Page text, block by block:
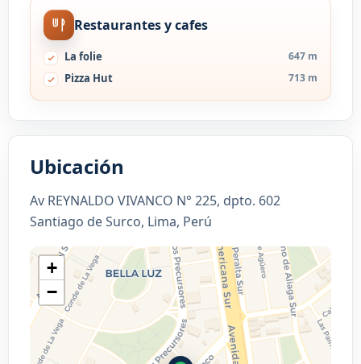
Restaurantes y cafes
La folie 647 m
Pizza Hut 713 m
Ubicación
Av REYNALDO VIVANCO N° 225, dpto. 602
Santiago de Surco, Lima, Perú
+
−